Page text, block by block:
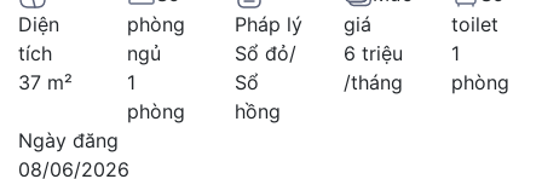
Diện
tích
37 m²
phòng
ngủ
1
phòng
Pháp lý
Sổ đỏ/
Sổ
hồng
giá
6 triệu
/tháng
toilet
1
phòng
Ngày đăng
08/06/2026